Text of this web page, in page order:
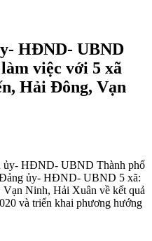
HĐND- UBND
việc với 5 xã
Hải Đông, Vạn
ủy- HĐND- UBND Thành phố
ủy- HĐND- UBND 5 xã:
Ninh, Hải Xuân về kết quả
và triển khai phương hướng